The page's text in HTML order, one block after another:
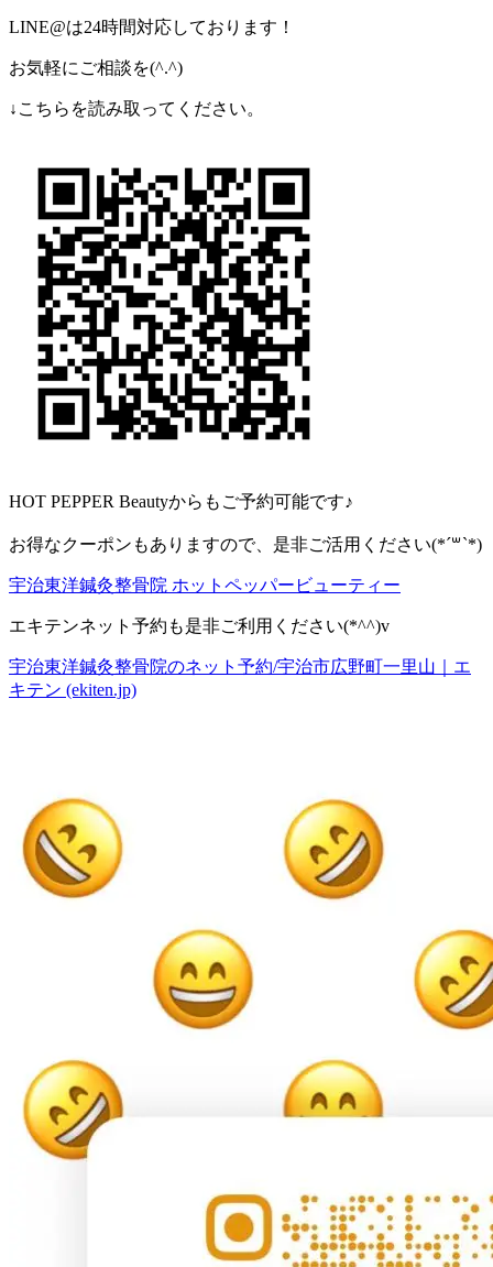
LINE@は24時間対応しております！
お気軽にご相談を(^.^)
↓こちらを読み取ってください。
HOT PEPPER Beautyからもご予約可能です♪
お得なクーポンもありますので、是非ご活用ください(*´꒳`*)
宇治東洋鍼灸整骨院 ホットペッパービューティー
エキテンネット予約も是非ご利用ください(*^^)v
宇治東洋鍼灸整骨院のネット予約/宇治市広野町一里山｜エ
キテン (ekiten.jp)